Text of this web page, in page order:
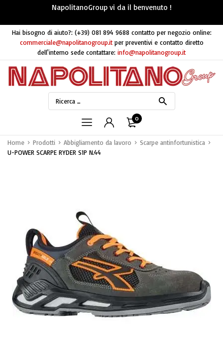
NapolitanoGroup vi da il benvenuto !
Hai bisogno di aiuto?: (+39) 081 894 9688 contatto per negozio online:
commerciale@napolitanogroup.it per preventivi e contatto diretto
dell'interno sede contattare: info@napolitanogroup.it
0
Home Prodotti Abbigliamento da lavoro
Scarpe antinfortunistica
U-POWER SCARPE RYDER S1P N.44